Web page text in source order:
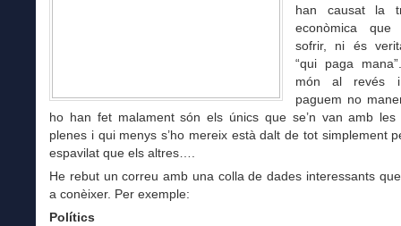
han causat la
econòmica
sofrir, ni és
“qui paga
món al revés
paguem no
ho han fet malament són els únics que se’n van amb les
plenes i qui menys s’ho mereix està dalt de tot simplement
espavilat que els altres….
He rebut un correu amb una colla de dades interessants
a conèixer. Per exemple:
Polítics